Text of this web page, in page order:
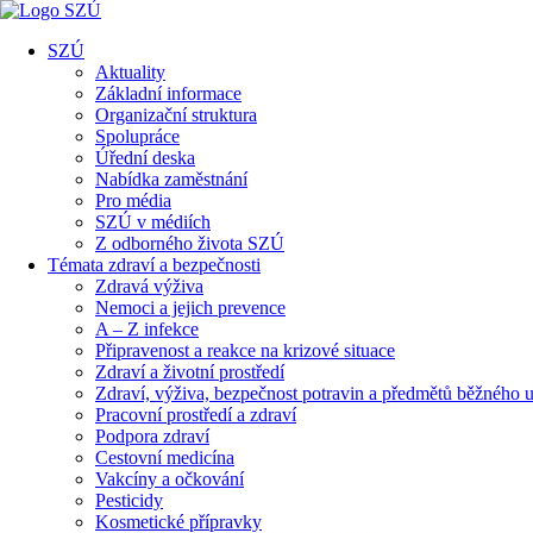
SZÚ
Aktuality
Základní informace
Organizační struktura
Spolupráce
Úřední deska
Nabídka zaměstnání
Pro média
SZÚ v médiích
Z odborného života SZÚ
Témata zdraví a bezpečnosti
Zdravá výživa
Nemoci a jejich prevence
A – Z infekce
Připravenost a reakce na krizové situace
Zdraví a životní prostředí
Zdraví, výživa, bezpečnost potravin a předmětů běžného
Pracovní prostředí a zdraví
Podpora zdraví
Cestovní medicína
Vakcíny a očkování
Pesticidy
Kosmetické přípravky